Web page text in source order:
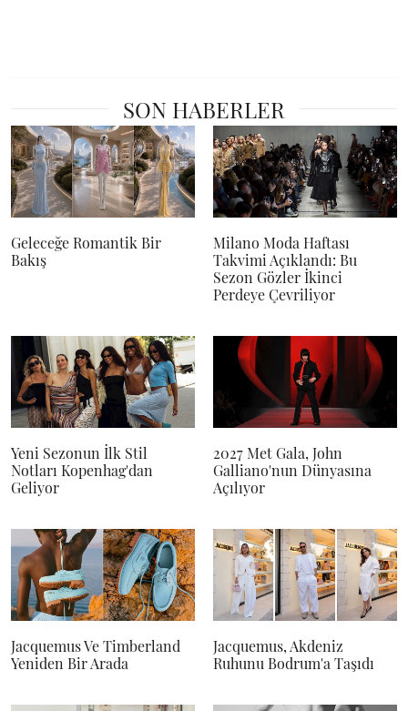
SON HABERLER
Geleceğe Romantik Bir
Bakış
Milano Moda Haftası
Takvimi Açıklandı: Bu
Sezon Gözler İkinci
Perdeye Çevriliyor
Yeni Sezonun İlk Stil
Notları Kopenhag'dan
Geliyor
2027 Met Gala, John
Galliano'nun Dünyasına
Açılıyor
Jacquemus Ve Timberland
Yeniden Bir Arada
Jacquemus, Akdeniz
Ruhunu Bodrum'a Taşıdı